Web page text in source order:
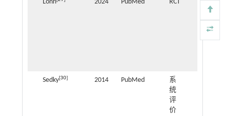
Lönn 2024 PubMed RCT
加重
毯对
ADHD
儿童
睡眠
Sedky[30] 2014 PubMed
系
统
评
价